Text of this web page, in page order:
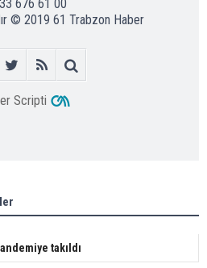
676 61 00
© 2019 61 Trabzon Haber
Scripti
takıldı